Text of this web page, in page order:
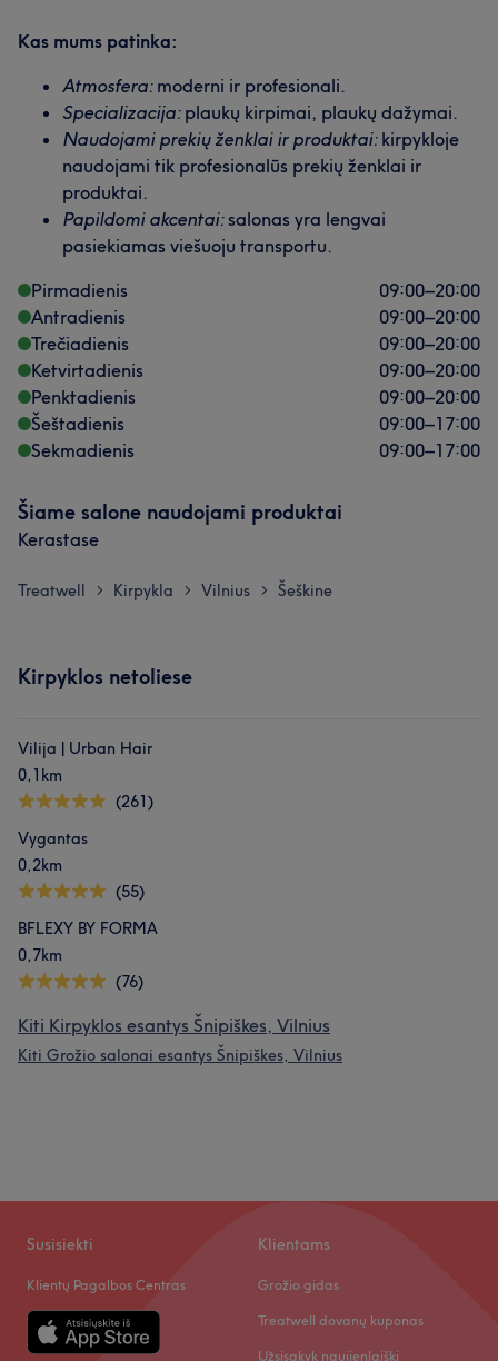
Kas mums patinka:
Atmosfera: moderni ir profesionali.
Specializacija: plaukų kirpimai, plaukų dažymai.
Naudojami prekių ženklai ir produktai: kirpykloje
naudojami tik profesionalūs prekių ženklai ir
produktai.
Papildomi akcentai: salonas yra lengvai
pasiekiamas viešuoju transportu.
Pirmadienis
09:00–20:00
Antradienis
09:00–20:00
Trečiadienis
09:00–20:00
Ketvirtadienis
09:00–20:00
Penktadienis
09:00–20:00
Šeštadienis
09:00–17:00
Sekmadienis
09:00–17:00
Šiame salone naudojami produktai
Kerastase
Treatwell > Kirpykla > Vilnius > Šeškine
Kirpyklos netoliese
Vilija | Urban Hair
0,1km
(261)
Vygantas
0,2km
(55)
BFLEXY BY FORMA
0,7km
(76)
Kiti Kirpyklos esantys Šnipiškes, Vilnius
Kiti Grožio salonai esantys Šnipiškes, Vilnius
Susisiekti
Klientų Pagalbos Centras
Klientams
Grožio gidas
Treatwell dovanų kuponas
Užsisakyk naujienlaiškį